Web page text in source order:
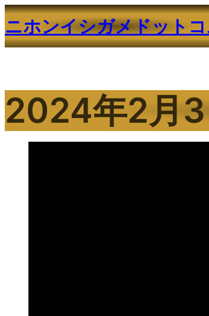
内
容
を
ッ
プ
ニホンイシガメドット
2024年2月3